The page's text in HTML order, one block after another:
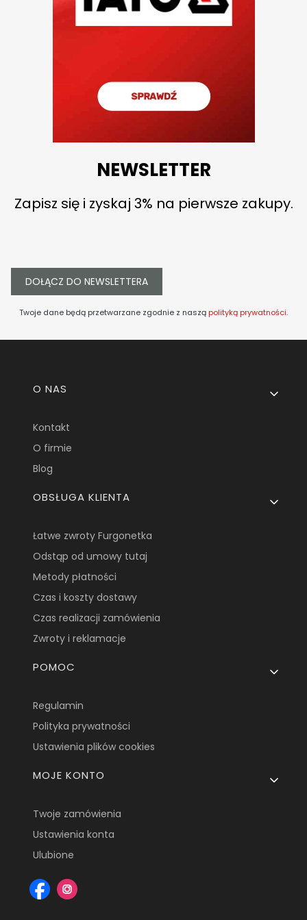
NEWSLETTER
Zapisz się i zyskaj 3% na pierwsze zakupy.
DOŁĄCZ DO NEWSLETTERA
Twoje dane będą przetwarzane zgodnie z naszą polityką prywatności.
Linki w stopce
O NAS
Kontakt
O firmie
Blog
OBSŁUGA KLIENTA
Łatwe zwroty Furgonetka
Odstąp od umowy tutaj
Metody płatności
Czas i koszty dostawy
Czas realizacji zamówienia
Zwroty i reklamacje
POMOC
Regulamin
Polityka prywatności
Ustawienia plików cookies
MOJE KONTO
Twoje zamówienia
Ustawienia konta
Ulubione